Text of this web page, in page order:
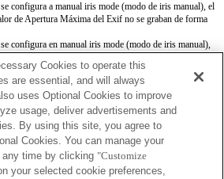
configura a manual iris mode (modo de iris manual), el
de Apertura Máxima del Exif no se graban de forma
configura en manual iris mode (modo de iris manual),
coloca entre auto iris mode (modo de iris automático) y
iris manual) durante la grabación de un vídeo, la
se extiende el tiempo anterior al Ahorro de Energía.
configura en manual mode (modo manual) la función
en Photo Creativity no funciona de forma correcta,
de forma convencional.
Cookies to operate this
are essential, and will always
uses Optional Cookies to improve
usage, deliver advertisements and
By using this site, you agree to
Cookies. You can manage your
time by clicking "Customize
your selected cookie preferences,